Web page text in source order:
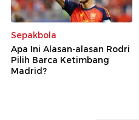
Sepakbola
Apa Ini Alasan-alasan Rodri
Pilih Barca Ketimbang
Madrid?